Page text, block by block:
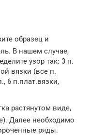
образец и
В нашем случае,
узор так: 3 п.
вязки (все п.
6 п.плат.вязки,
растянутом виде,
Далее необходимо
ряды.